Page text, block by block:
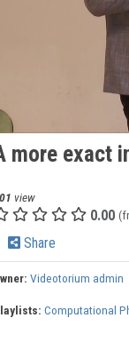
more exact
view
0.00
Share
Videotorium admin
Computational